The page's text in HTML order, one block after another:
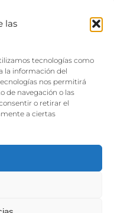
las
tecnologías como
la información del
nos permitirá
de navegación o las
o retirar el
a ciertas
una vida
reclama un
laboral de las
de las Artes